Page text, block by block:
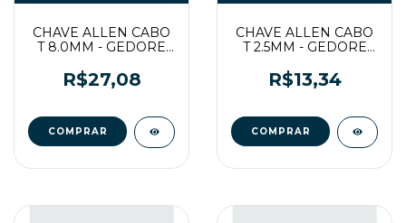
CHAVE ALLEN CABO
T 8.0MM - GEDORE
R$27,08
CHAVE ALLEN CABO
T 2.5MM - GEDORE
R$13,34